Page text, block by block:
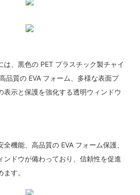
は、黒色の PET プラスチック製チャイ
品質の EVA フォーム、多様な表面プ
表示と保護を強化する透明ウィンドウ
機能、高品質の EVA フォーム保護、
ンドウが備わっており、信頼性を促進
す。